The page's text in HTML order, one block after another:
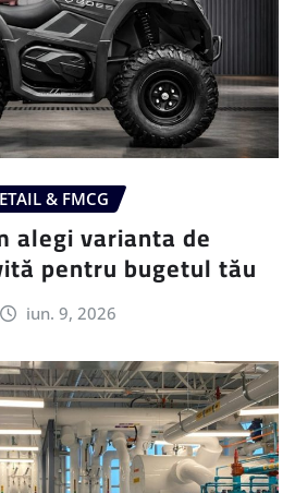
& FMCG
alegi varianta de
pentru bugetul tău
iun. 9, 2026